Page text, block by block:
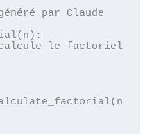
par Claude